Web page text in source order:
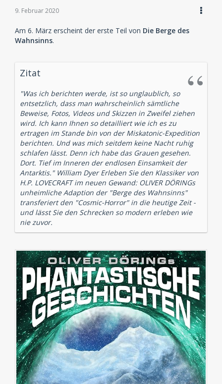
9. Februar 2020
Am 6. März erscheint der erste Teil von Die Berge des
Wahnsinns.
Zitat
"Was ich berichten werde, ist so unglaublich, so
entsetzlich, dass man wahrscheinlich sämtliche
Beweise, Fotos, Videos und Skizzen in Zweifel ziehen
wird. Ich kann Ihnen so detailliert wie ich es zu
ertragen im Stande bin von der Miskatonic-Expedition
berichten. Und was mich seitdem keine Nacht ruhig
schlafen lässt. Denn ich habe das Grauen gesehen.
Dort. Tief im Inneren der endlosen Einsamkeit der
Antarktis." William Dyer Erleben Sie den Klassiker von
H.P. LOVECRAFT im neuen Gewand: OLIVER DÖRINGs
unheimliche Adaption der "Berge des Wahnsinns"
transferiert den "Cosmic-Horror" in die heutige Zeit -
und lässt Sie den Schrecken so modern erleben wie
nie zuvor.